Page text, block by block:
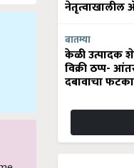
नेतृत्वाखालील
बातम्या
केळी उत्पादक
विक्री ठप्प-
दबावाचा